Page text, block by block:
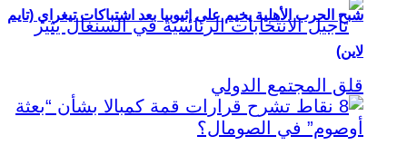
شبح الحرب الأهلية يخيم على إثيوبيا بعد اشتباكات تيغراي (تايم
لاين)